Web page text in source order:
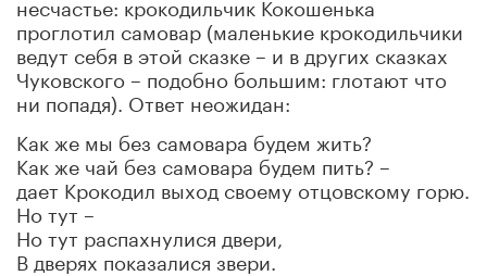
проглотил самовар (маленькие крокодильчики
ведут себя в этой сказке – и в других сказках
Чуковского – подобно большим: глотают что
ни попадя). Ответ неожидан:
Как же мы без самовара будем жить?
Как же чай без самовара будем пить? –
дает Крокодил выход своему отцовскому горю.
Но тут –
Но тут распахнулися двери,
В дверях показалися звери.